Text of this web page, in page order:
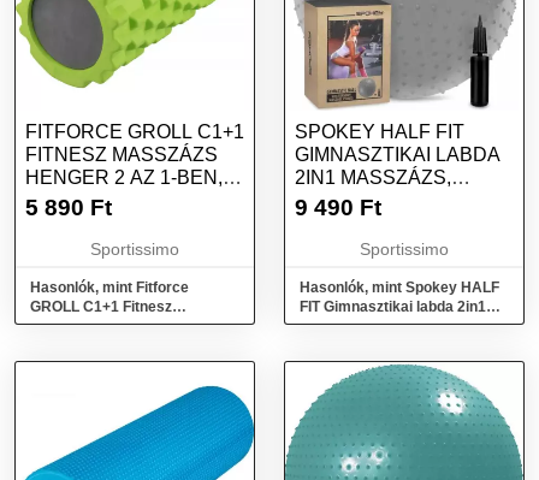
FITFORCE GROLL C1+1
FITNESZ MASSZÁZS
HENGER 2 AZ 1-BEN,
ZÖLD, MÉRET
5 890 Ft
Sportissimo
Hasonlók, mint Fitforce
GROLL C1+1 Fitnesz
masszázs henger 2 az 1-ben,
SPOKEY HALF FIT
GIMNASZTIKAI LABDA
2IN1 MASSZÁZS,
SZÜRKE, MÉRET
9 490 Ft
Sportissimo
Hasonlók, mint Spokey HALF
FIT Gimnasztikai labda 2in1
masszázs, szürke, méret